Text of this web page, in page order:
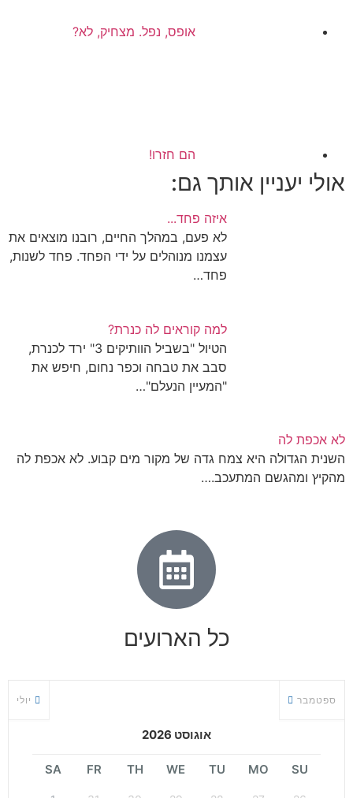
אופס, נפל. מצחיק, לא?
הם חזרו!
אולי יעניין אותך גם:
איזה פחד...
לא פעם, במהלך החיים, רובנו מוצאים את
עצמנו מנוהלים על ידי הפחד. פחד לשנות,
פחד…
למה קוראים לה כנרת?
הטיול "בשביל הוותיקים 3" ירד לכנרת,
סבב את טבחה וכפר נחום, חיפש את
"המעיין הנעלם"…
לא אכפת לה
השנית הגדולה היא צמח גדה של מקור מים קבוע. לא אכפת לה
מהקיץ ומהגשם המתעכב.…
כל הארועים
יולי
אוגוסט 2026
ספטמבר
SU
MO
TU
WE
TH
FR
SA